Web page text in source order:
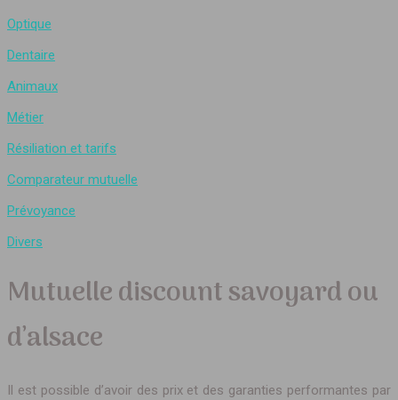
Optique
Dentaire
Animaux
Métier
Résiliation et tarifs
Comparateur mutuelle
Prévoyance
Divers
Mutuelle discount savoyard ou
d’alsace
Il est possible d’avoir des prix et des garanties performantes par